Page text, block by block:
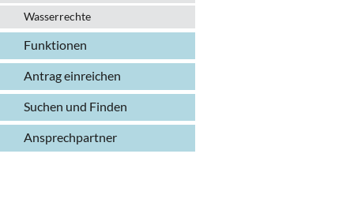
Wasserrechte
Funktionen
Antrag einreichen
Suchen und Finden
Ansprechpartner